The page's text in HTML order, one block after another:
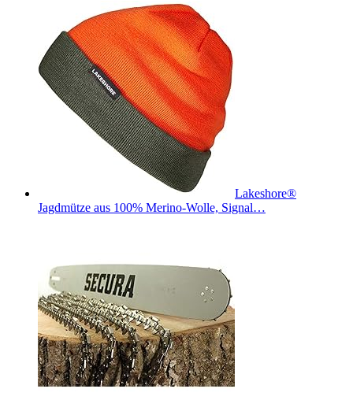
Lakeshore®
Jagdmütze aus 100% Merino-Wolle, Signal…